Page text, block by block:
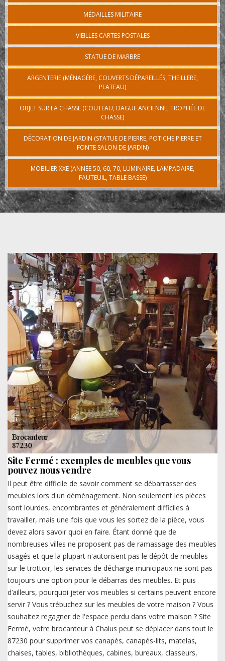
MÉDAILLES MILITAIRE
VIEILLES CARTES POSTALES
STATUE DE MARBRE
ARGENTERIE (MÉNAGÈRE, COUVERTS DÉPAREILLÉS, THEILLERE,
PLATEAU)
OBJET SUR LA CHASSE (COUTEAU, DAGUE ANCIENNE, TROPHÉE DE
CHASSE)
DÉCORATION DE JARDIN (STATUE DE PIERRE, POTICHE PIERRE ET
FONTE SALON DE JARDIN)
MOBILIER XXE (ANNÉE 50, 60, 70, LUMINAIRE, LAMPADAIRE,
FAUTEUIL, TABLE BASSE)
Site Fermé : exemples de meubles que vous
pouvez nous vendre
Il peut être difficile de savoir comment se débarrasser des
meubles lors d'un déménagement. Non seulement les pièces
sont lourdes, encombrantes et généralement difficiles à
travailler, mais une fois que vous les sortez de la pièce, vous
devez alors savoir quoi en faire. Étant donné que de
nombreuses villes ne proposent pas de ramassage des meubles
usagés et que la plupart n'autorisent pas le dépôt de meubles
sur le trottoir, les services de décharge municipaux ne sont pas
toujours une option pour le débarras des meubles. Et puis
d’ailleurs, pourquoi jeter vos meubles si certains peuvent encore
servir ? Vous trébuchez sur les meubles de votre maison ? Vous
souhaitez regagner de l'espace perdu dans votre maison ? Site
Fermé, votre brocanteur à Chalus peut se déplacer dans tout le
87230 pour supprimer vos canapés, canapés-lits, matelas,
chaises, tables, bibliothèques, cabines, bureaux, classeurs,